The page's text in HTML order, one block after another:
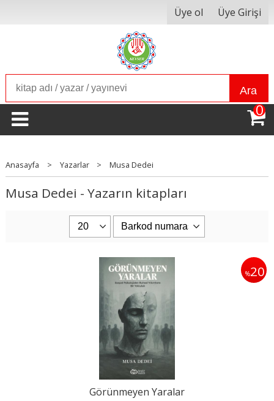
Üye ol Üye Girişi
Ara
0
Anasayfa > Yazarlar > Musa Dedei
Musa Dedei - Yazarın kitapları
%20
Görünmeyen Yaralar